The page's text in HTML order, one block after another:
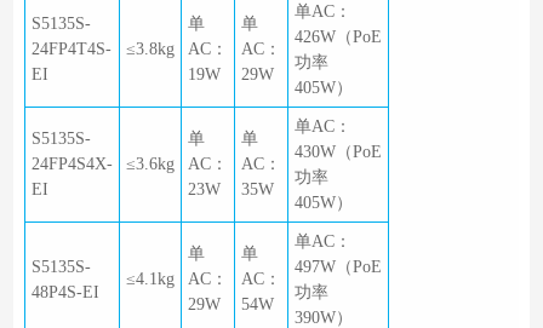
S5135S-
24FP4T4S-
EI
≤3.8kg
单
AC：
19W
单
AC：
29W
单AC：
426W（PoE
功率
405W）
S5135S-
24FP4S4X-
EI
≤3.6kg
单
AC：
23W
单
AC：
35W
单AC：
430W（PoE
功率
405W）
S5135S-
48P4S-EI
≤4.1kg
单
AC：
29W
单
AC：
54W
单AC：
497W（PoE
功率
390W）